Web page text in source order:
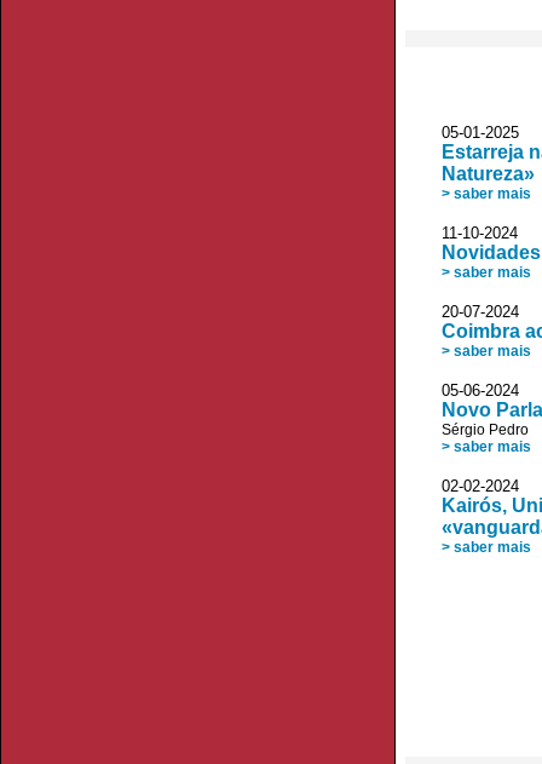
05-01-2025
Estarreja
Natureza»
> saber mais
11-10-2024
> saber mais
20-07-2024
Coimbra
> saber mais
05-06-2024
Novo
Sérgio Pedro
> saber mais
02-02-2024
Kairós,
> saber mais